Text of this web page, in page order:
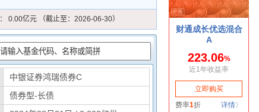
0.00亿元 （截止至：2026-06-30）
中银证券鸿瑞债券C
债券型-长债